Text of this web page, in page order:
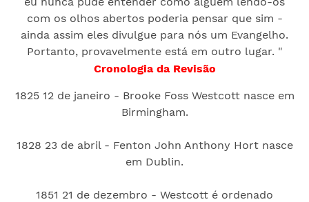
com os olhos abertos poderia pensar que sim -
ainda assim eles divulgue para nós um Evangelho.
Portanto, provavelmente está em outro lugar. "
Cronologia da Revisão
1825 12 de janeiro - Brooke Foss Westcott nasce em
Birmingham.
1828 23 de abril - Fenton John Anthony Hort nasce
em Dublin.
1851 21 de dezembro - Westcott é ordenado